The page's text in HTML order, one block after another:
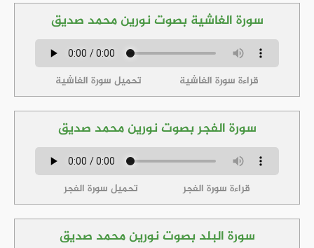
سورة الغاشية بصوت نورين محمد صديق
قراءة سورة الغاشية تحميل سورة الغاشية
سورة الفجر بصوت نورين محمد صديق
قراءة سورة الفجر تحميل سورة الفجر
سورة البلد بصوت نورين محمد صديق